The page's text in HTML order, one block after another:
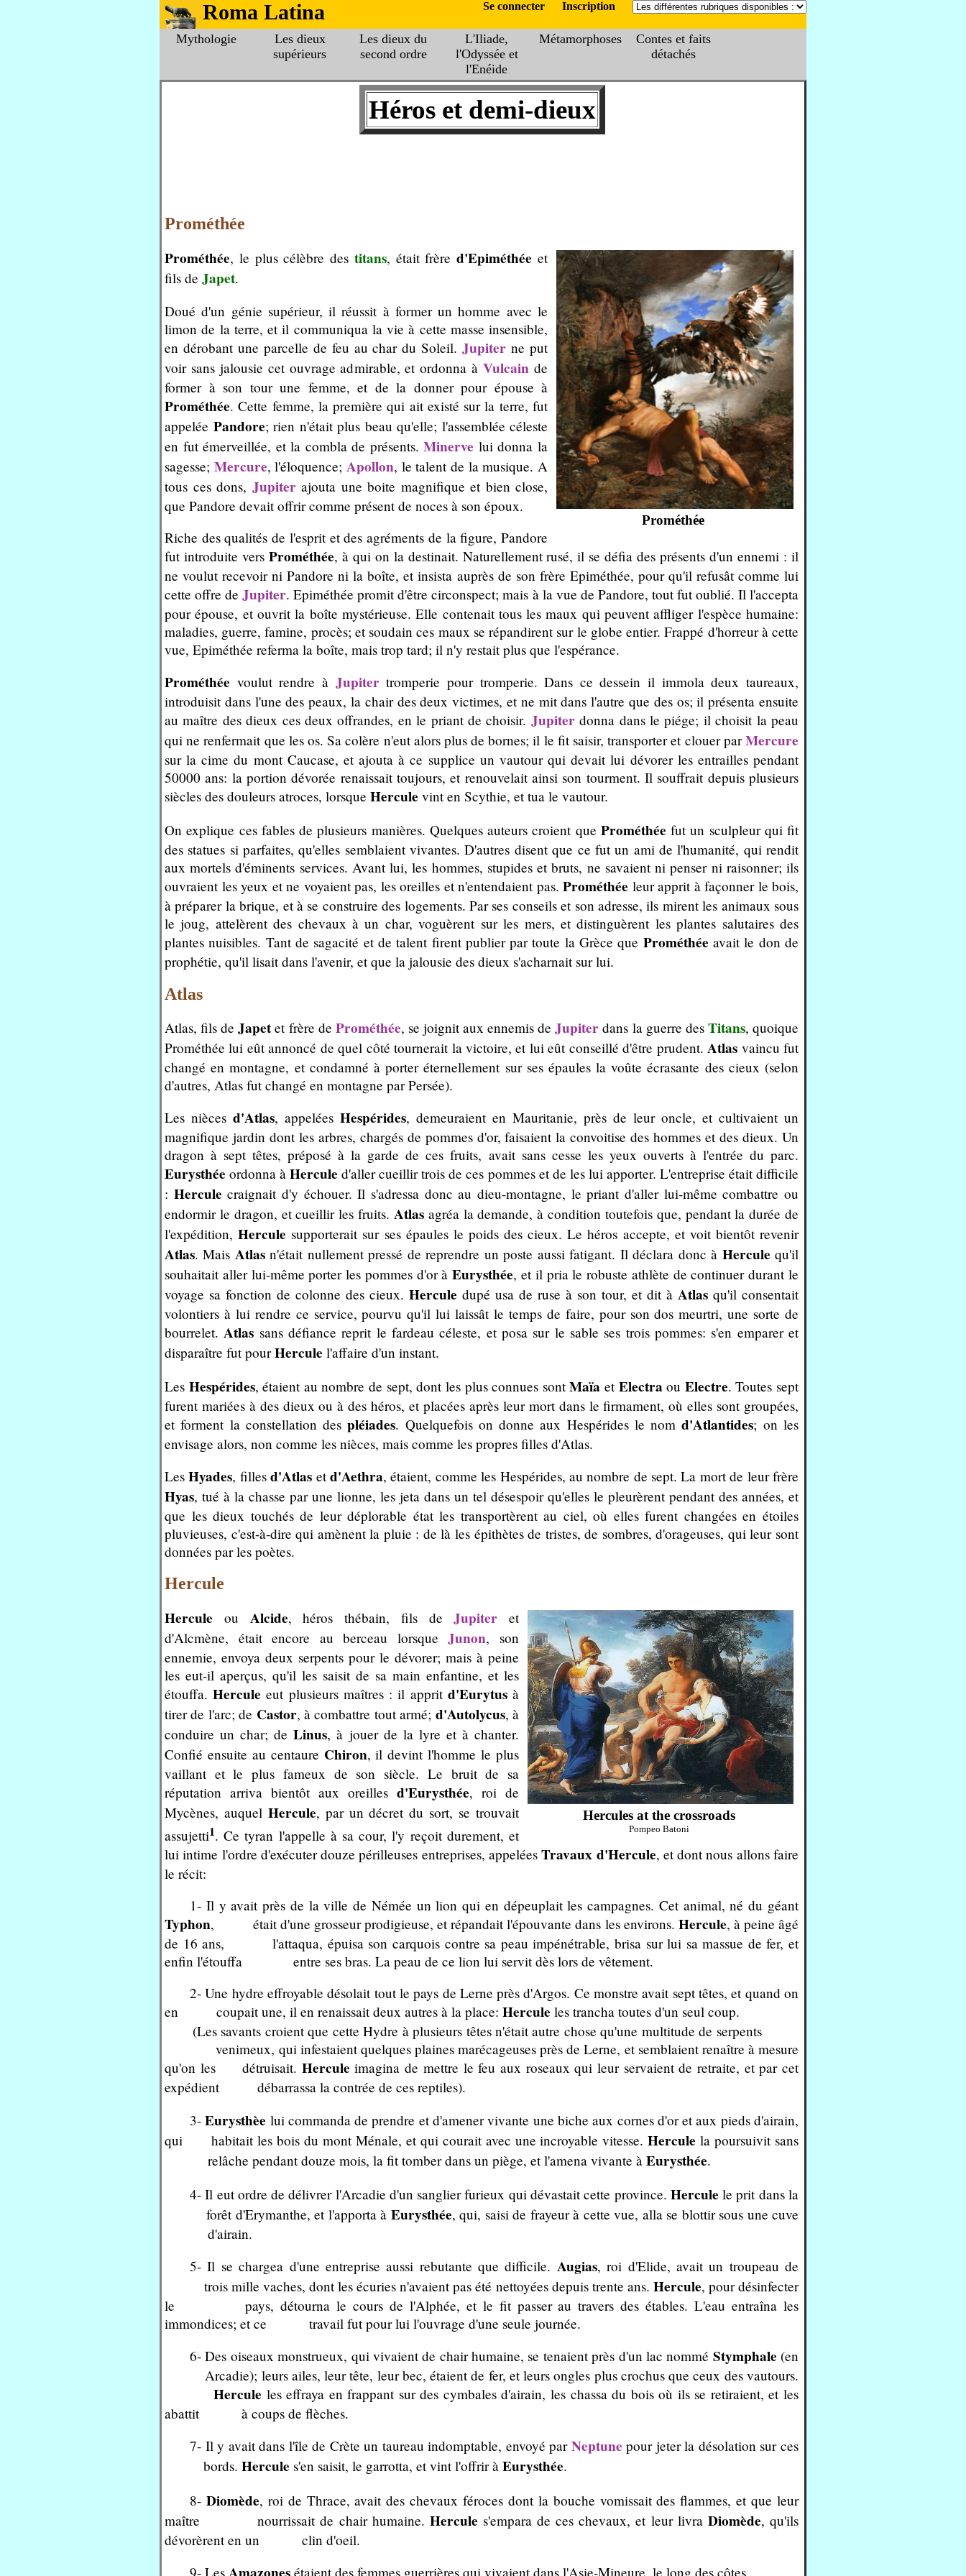
Roma Latina Se connecter Inscription
Mythologie
Les dieux
supérieurs
Les dieux du
second ordre
L'Iliade,
l'Odyssée et
l'Enéide
Métamorphoses
Contes et faits
détachés
Héros et demi-dieux
Prométhée
Prométhée
Prométhée, le plus célèbre des titans, était frèred'Epiméthée et
fils de Japet.
Doué d'un génie supérieur, il réussit à former un homme avec le
limon de la terre, et il communiqua la vie à cette masse insensible,
en dérobant une parcelle de feu au char du Soleil.Jupiter ne put
voir sans jalousie cet ouvrage admirable, et ordonna àVulcain de
former à son tour une femme, et de la donner pour épouse à
Prométhée. Cette femme, la première qui ait existé sur la terre, fut
appelée Pandore; rien n'était plus beau qu'elle; l'assemblée céleste
en fut émerveillée, et la combla de présents.Minerve lui donna la
sagesse; Mercure, l'éloquence; Apollon, le talent de la musique. A
tous ces dons, Jupiterajouta une boite magnifique et bien close,
que Pandore devait offrir comme présent de noces à son époux.
Riche des qualités de l'esprit et des agréments de la figure, Pandore
fut introduite vers Prométhée, à qui on la destinait. Naturellement rusé, il se défia des présents d'un ennemi : il
ne voulut recevoir ni Pandore ni la boîte, et insista auprès de son frère Epiméthée, pour qu'il refusât comme lui
cette offre deJupiter. Epiméthée promit d'être circonspect; mais à la vue de Pandore, tout fut oublié. Il l'accepta
pour épouse, et ouvrit la boîte mystérieuse. Elle contenait tous les maux qui peuvent affliger l'espèce humaine:
maladies, guerre, famine, procès; et soudain ces maux se répandirent sur le globe entier. Frappé d'horreur à cette
vue, Epiméthée referma la boîte, mais trop tard; il n'y restait plus que l'espérance.
Prométhée voulut rendre à Jupitertromperie pour tromperie. Dans ce dessein il immola deux taureaux,
introduisit dans l'une des peaux, la chair des deux victimes, et ne mit dans l'autre que des os; il présenta ensuite
au maître des dieux ces deux offrandes, en le priant de choisir. Jupiterdonna dans le piége; il choisit la peau
qui ne renfermait que les os. Sa colère n'eut alors plus de bornes; il le fit saisir, transporter et clouer parMercure
sur la cime du mont Caucase, et ajouta à ce supplice un vautour qui devait lui dévorer les entrailles pendant
50000 ans: la portion dévorée renaissait toujours, et renouvelait ainsi son tourment. Il souffrait depuis plusieurs
siècles des douleurs atroces, lorsque Hercule vint en Scythie, et tua le vautour.
On explique ces fables de plusieurs manières. Quelques auteurs croient que Prométhée fut un sculpleur qui fit
des statues si parfaites, qu'elles semblaient vivantes. D'autres disent que ce fut un ami de l'humanité, qui rendit
aux mortels d'éminents services. Avant lui, les hommes, stupides et bruts, ne savaient ni penser ni raisonner; ils
ouvraient les yeux et ne voyaient pas, les oreilles et n'entendaient pas. Prométhée leur apprit à façonner le bois,
à préparer la brique, et à se construire des logements. Par ses conseils et son adresse, ils mirent les animaux sous
le joug, attelèrent des chevaux à un char, voguèrent sur les mers, et distinguèrent les plantes salutaires des
plantes nuisibles. Tant de sagacité et de talent firent publier par toute la Grèce que Prométhée avait le don de
prophétie, qu'il lisait dans l'avenir, et que la jalousie des dieux s'acharnait sur lui.
Atlas
Atlas, fils deJapet et frère de Prométhée, se joignit aux ennemis deJupiter dans la guerre des Titans, quoique
Prométhée lui eût annoncé de quel côté tournerait la victoire, et lui eût conseillé d'être prudent. Atlas vaincu fut
changé en montagne, et condamné à porter éternellement sur ses épaules la voûte écrasante des cieux (selon
d'autres, Atlas fut changé en montagne par Persée).
Les nièces d'Atlas, appelées Hespérides, demeuraient en Mauritanie, près de leur oncle, et cultivaient un
magnifique jardin dont les arbres, chargés de pommes d'or, faisaient la convoitise des hommes et des dieux. Un
dragon à sept têtes, préposé à la garde de ces fruits, avait sans cesse les yeux ouverts à l'entrée du parc.
Eurysthée ordonna àHercule d'aller cueillir trois de ces pommes et de les lui apporter. L'entreprise était difficile
: Hercule craignait d'y échouer. Il s'adressa donc au dieu-montagne, le priant d'aller lui-même combattre ou
endormir le dragon, et cueillir les fruits. Atlasagréa la demande, à condition toutefois que, pendant la durée de
l'expédition,Hercule supporterait sur ses épaules le poids des cieux. Le héros accepte, et voit bientôt revenir
Atlas. Mais Atlasn'était nullement pressé de reprendre un poste aussi fatigant. Il déclara donc à Hercule qu'il
souhaitait aller lui-même porter les pommes d'or àEurysthée, et il pria le robuste athlète de continuer durant le
voyage sa fonction de colonne des cieux. Hercule dupé usa de ruse à son tour, et dit à Atlas qu'il consentait
volontiers à lui rendre ce service, pourvu qu'il lui laissât le temps de faire, pour son dos meurtri, une sorte de
bourrelet. Atlas sans défiance reprit le fardeau céleste, et posa sur le sable ses trois pommes: s'en emparer et
disparaître fut pourHercule l'affaire d'un instant.
Les Hespérides, étaient au nombre de sept, dont les plus connues sontMaïa et Electraou Electre. Toutes sept
furent mariées à des dieux ou à des héros, et placées après leur mort dans le firmament, où elles sont groupées,
et forment la constellation despléiades. Quelquefois on donne aux Hespérides le nomd'Atlantides; on les
envisage alors, non comme les nièces, mais comme les propres filles d'Atlas.
LesHyades, fillesd'Atlas etd'Aethra, étaient, comme les Hespérides, au nombre de sept. La mort de leur frère
Hyas, tué à la chasse par une lionne, les jeta dans un tel désespoir qu'elles le pleurèrent pendant des années, et
que les dieux touchés de leur déplorable état les transportèrent au ciel, où elles furent changées en étoiles
pluvieuses, c'est-à-dire qui amènent la pluie : de là les épithètes de tristes, de sombres, d'orageuses, qui leur sont
données par les poètes.
Hercule
Hercules at the crossroads
Pompeo Batoni
Hercule ou Alcide, héros thébain, fils deJupiter et
d'Alcmène, était encore au berceau lorsqueJunon, son
ennemie, envoya deux serpents pour le dévorer; mais à peine
les eut-il aperçus, qu'il les saisit de sa main enfantine, et les
étouffa.Hercule eut plusieurs maîtres : il apprit d'Eurytusà
tirer de l'arc; de Castor, à combattre tout armé; d'Autolycus, à
conduire un char; deLinus, à jouer de la lyre et à chanter.
Confié ensuite au centaure Chiron, il devint l'homme le plus
vaillant et le plus fameux de son siècle. Le bruit de sa
réputation arriva bientôt aux oreilles d'Eurysthée, roi de
Mycènes, auquel Hercule, par un décret du sort, se trouvait
assujetti1. Ce tyran l'appelle à sa cour, l'y reçoit durement, et
lui intime l'ordre d'exécuter douze périlleuses entreprises, appeléesTravaux d'Hercule, et dont nous allons faire
le récit:
1- Il y avait près de la ville de Némée un lion qui en dépeuplait les campagnes. Cet animal, né du géant
Typhon, était d'une grosseur prodigieuse, et répandait l'épouvante dans les environs. Hercule, à peine âgé
de 16 ans, l'attaqua, épuisa son carquois contre sa peau impénétrable, brisa sur lui sa massue de fer, et
enfin l'étouffa entre ses bras. La peau de ce lion lui servit dès lors de vêtement.
2- Une hydre effroyable désolait tout le pays de Lerne près d'Argos. Ce monstre avait sept têtes, et quand on
en coupait une, il en renaissait deux autres à la place: Hercule les trancha toutes d'un seul coup.
(Les savants croient que cette Hydre à plusieurs têtes n'était autre chose qu'une multitude de serpents
venimeux, qui infestaient quelques plaines marécageuses près de Lerne, et semblaient renaître à mesure
qu'on les détruisait. Hercule imagina de mettre le feu aux roseaux qui leur servaient de retraite, et par cet
expédient débarrassa la contrée de ces reptiles).
3-Eurysthèe lui commanda de prendre et d'amener vivante une biche aux cornes d'or et aux pieds d'airain,
qui habitait les bois du mont Ménale, et qui courait avec une incroyable vitesse.Hercule la poursuivit sans
relâche pendant douze mois, la fit tomber dans un piège, et l'amena vivante à Eurysthée.
4- Il eut ordre de délivrer l'Arcadie d'un sanglier furieux qui dévastait cette province. Hercule le prit dans la
forêt d'Erymanthe, et l'apporta à Eurysthée, qui, saisi de frayeur à cette vue, alla se blottir sous une cuve
d'airain.
5- Il se chargea d'une entreprise aussi rebutante que difficile. Augias, roi d'Elide, avait un troupeau de
trois mille vaches, dont les écuries n'avaient pas été nettoyées depuis trente ans. Hercule, pour désinfecter
le pays, détourna le cours de l'Alphée, et le fit passer au travers des étables. L'eau entraîna les
immondices; et ce travail fut pour lui l'ouvrage d'une seule journée.
6- Des oiseaux monstrueux, qui vivaient de chair humaine, se tenaient près d'un lac nommé Stymphale (en
Arcadie); leurs ailes, leur tête, leur bec, étaient de fer, et leurs ongles plus crochus que ceux des vautours.
Hercule les effraya en frappant sur des cymbales d'airain, les chassa du bois où ils se retiraient, et les
abattit à coups de flèches.
7- Il y avait dans l'île de Crète un taureau indomptable, envoyé par Neptune pour jeter la désolation sur ces
bords. Hercule s'en saisit, le garrotta, et vint l'offrir à Eurysthée.
8- Diomède, roi de Thrace, avait des chevaux féroces dont la bouche vomissait des flammes, et que leur
maître nourrissait de chair humaine. Hercule s'empara de ces chevaux, et leur livra Diomède, qu'ils
dévorèrent en un clin d'oeil.
9- Les
étaient des femmes guerrières qui vivaient dans l'Asie-Mineure, le long des côtes